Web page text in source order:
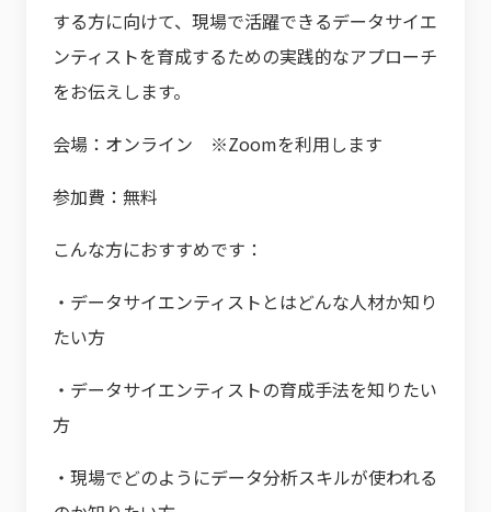
する方に向けて、現場で活躍できるデータサイエ
ンティストを育成するための実践的なアプローチ
をお伝えします。
会場：オンライン ※Zoomを利用します
参加費：無料
こんな方におすすめです：
・データサイエンティストとはどんな人材か知り
たい方
・データサイエンティストの育成手法を知りたい
方
・現場でどのようにデータ分析スキルが使われる